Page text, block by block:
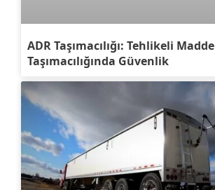
ADR Taşımacılığı: Tehlikeli Madde
Taşımacılığında Güvenlik